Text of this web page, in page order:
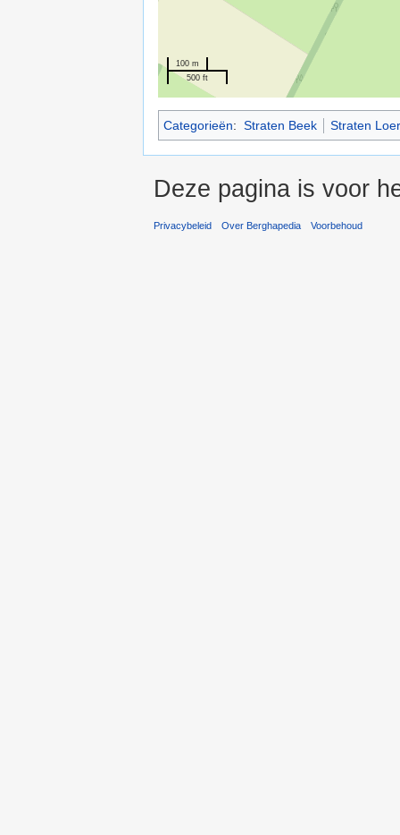
100 m
500 ft
Categorieën: Straten Beek Straten
Deze pagina is voor
Privacybeleid Over Berghapedia Voorbehoud